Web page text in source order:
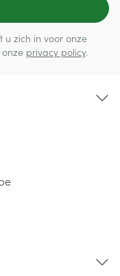
u zich in voor onze
privacy policy.